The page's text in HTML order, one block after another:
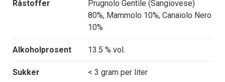
Råstoffer
Prugnolo Gentile (Sangiovese)
80%, Mammolo 10%, Canaiolo Nero
10%
Alkoholprosent 13.5 % vol.
Sukker < 3 gram per liter